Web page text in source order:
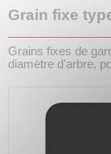
Grain fixe
Grains fixes de
diamètre d'arbre,